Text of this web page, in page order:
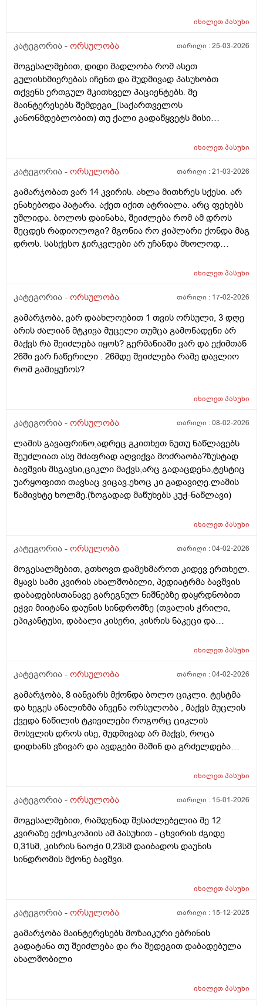
იხილეთპასუხი
კატეგორია - ორსულობა თარიღი :25-03-2026
მოგესალმებით, დიდი მადლობა რომ ასეთ
გულისხმიერებას იჩენთ და მუდმივად პასუხობთ
თქვენს ერთგულ მკითხველ პაციენტებს. მე
მაინტერესებს შემდეგი_(საქართველოს
კანონმდებლობით) თუ ქალი გადაწყვეტს მისი
(კვერცხუჯრედის კრიოპრეზერვაცია) შესაძლებელი?
მნიშვნელოვანი შეკითხვა_თუ, დავუშვათ, საკუთარ
გამოიყენებს, გაყინული კიდევ ისევ მორჩება
კლინიკაში, ამ დროს შემდგომ როგორ განვითარდება
სცენარი? რა ბედი ეწევა დარჩენილ გაყინულ
კვერცხუჯრედებს?_თუ მათ ვადა გასდით,
გამოიყენებენ მანამ სხვა ქალის
მიუხედავად? თუ არ შეწუხდებით, დეტალურად რომ
მადლობა!
იხილეთპასუხი
კატეგორია - ორსულობა თარიღი :21-03-2026
გამარჯობათ ვარ 14 კვირის. ახლა მითხრეს სქესი. არ
ენახებოდა პატარა. აქეთ იქით ატრიალა. არც ფეხებს
უშლიდა. ბოლოს დაინახა, შეიძლება რომ ამ დროს
შეცდეს რადიოლოგი? მგონია რო ჭიპლარი ქონდა მაგ
დროს. სასქესო ჯირკვლები არ უჩანდა მხოლოდ
იხილეთპასუხი
კატეგორია - ორსულობა თარიღი : 17-02-2026
გამარჯობა, ვარ დაახლოებით 1 თვის ორსული, 3 დღე
არის ძალიან მტკივა მუცელი თუმცა გამონადენი არ
მაქვს რა შეიძლება იყოს? გერმანიაში ვარ და ექიმთან
26ში ვარ ჩაწერილი . 26მდე შეიძლება რამე დავლიო
რომ გამიყუჩოს?
იხილეთპასუხი
კატეგორია - ორსულობა თარიღი :08-02-2026
ლამის გავაფრინო,ადრეც გკითხეთ ნუთუ ნაწლავებს
შეუძლიათ ასე მძაფრად აღვიქვა მოძრაობა?ზუსტად
ბავშვის მსგავსი,ციკლი მაქვს,არც გადაცდენა,ტესტიც
უარყოფითი თავსაც ვიცავ.ეხოც კი გადავიღე.ლამის
წამივხტე ხოლმე.(ზოგადად მაწუხებს კუჭ-ნაწლავი)
იხილეთპასუხი
კატეგორია - ორსულობა თარიღი :04-02-2026
მოგესალმებით, გთხოვთ დამეხმაროთ კიდევ ერთხელ.
მყავს სამი კვირის ახალშობილი, პედიატრმა ბავშვის
დაბადებისთანავე გარეგნულ ნიშნებზე დაყრდნობით
ეჭვი მიიტანა დაუნის სინდრომზე (თვალის ჭრილი,
ეპიკანტუსი, დაბალი კისერი, კისრის ნაკეცი და
აღმოაჩნდა გულის მანკი, ასევე სმენის პრობლემა და
მირჩიოთ ჯერ გენეტიკოსის კონსულტაცია მჭირდება
იხილეთპასუხი
კატეგორია - ორსულობა თარიღი :04-02-2026
გამარჯობა, 8 იანვარს მქონდა ბოლო ციკლი. ტესტმა
და ხეგეს ანალიზმა აჩვენა ორსულობა , მაქვს მუცლის
ქვედა ნაწილის ტკივილები როგორც ციკლის
მოსვლის დროს ისე, მუდმივად არ მაქვს, როცა
დიდხანს ვზივარ და ავდგები მაშინ და გრძელდება
რომ ვწევარ მაშინ მტკივა იგივე ხანგრძლივობიფ
რაც ასე ვარ.
იხილეთპასუხი
კატეგორია - ორსულობა თარიღი : 15-01-2026
მოგესალმებით, რამდენად შესაძლებელია მე 12
კვირაზე ექოსკოპიის ამ პასუხით - ცხვირის ძგიდე
0,31სმ, კისრის ნაოჭი 0,23სმ დაიბადოს დაუნის
სინდრომის მქონე ბავშვი.
იხილეთპასუხი
კატეგორია - ორსულობა თარიღი : 15-12-2025
გამარჯობა მაინტერესებს მოზაიკური ებრინის
გადატანა თუ შეიძლება და რა შედეგით დაბადებულა
ახალშობილი
იხილეთპასუხი